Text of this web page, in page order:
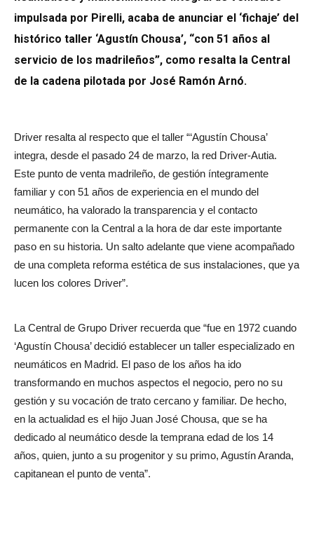
impulsada por Pirelli, acaba de anunciar el ‘fichaje’ del
histórico taller ‘Agustín Chousa’, “con 51 años al
servicio de los madrileños”, como resalta la Central
de la cadena pilotada por José Ramón Arnó.
Driver resalta al respecto que el taller “‘Agustín Chousa’
integra, desde el pasado 24 de marzo, la red Driver-Autia.
Este punto de venta madrileño, de gestión íntegramente
familiar y con 51 años de experiencia en el mundo del
neumático, ha valorado la transparencia y el contacto
permanente con la Central a la hora de dar este importante
paso en su historia. Un salto adelante que viene acompañado
de una completa reforma estética de sus instalaciones, que ya
lucen los colores Driver”.
La Central de Grupo Driver recuerda que “fue en 1972 cuando
‘Agustín Chousa’ decidió establecer un taller especializado en
neumáticos en Madrid. El paso de los años ha ido
transformando en muchos aspectos el negocio, pero no su
gestión y su vocación de trato cercano y familiar. De hecho,
en la actualidad es el hijo Juan José Chousa, que se ha
dedicado al neumático desde la temprana edad de los 14
años, quien, junto a su progenitor y su primo, Agustín Aranda,
capitanean el punto de venta”.